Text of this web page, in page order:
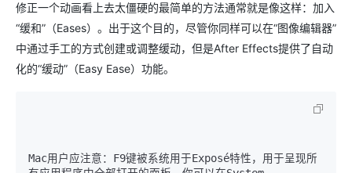
修正一个动画看上去太僵硬的最简单的方法通常就是像这样：加入
“缓和”（Eases）。出于这个目的，尽管你同样可以在“图像编辑器”
中通过手工的方式创建或调整缓动，但是After Effects提供了自动
化的“缓动”（Easy Ease）功能。
Mac用户应注意：F9键被系统用于Exposé特性，用于呈现所